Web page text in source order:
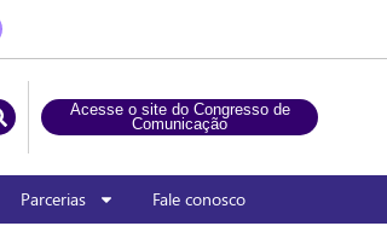
Acesse o site do Congresso de
Comunicação
Parcerias Fale conosco